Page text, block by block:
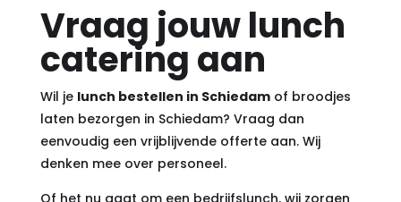
Vraag jouw lunch
catering aan
Wil je lunch bestellen in Schiedamof broodjes
laten bezorgen in Schiedam? Vraag dan
eenvoudig een vrijblijvende offerte aan. Wij
denken mee over personeel.
Of het nu gaat om een bedrijfslunch, wij zorgen